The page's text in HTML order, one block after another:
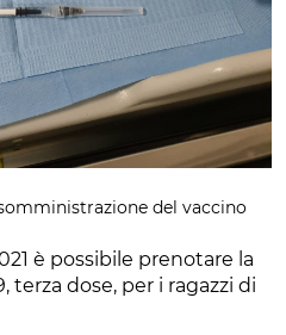
del vaccino
è possibile prenotare la
terza dose, per i ragazzi di